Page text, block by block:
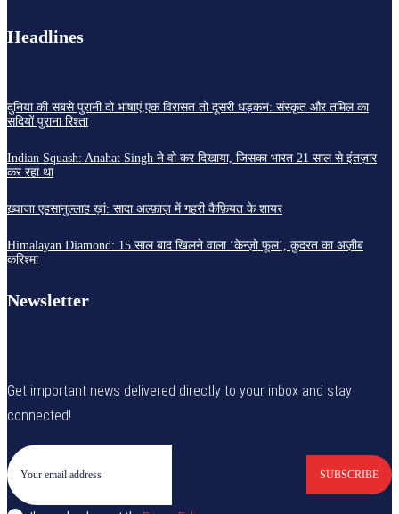
Headlines
दुनिया की सबसे पुरानी दो भाषाएं,एक विरासत तो दूसरी धड़कन: संस्कृत और तमिल का
सदियों पुराना रिश्ता
Indian Squash: Anahat Singh ने वो कर दिखाया, जिसका भारत 21 साल से इंतज़ार
कर रहा था
ख़्वाजा एहसानुल्लाह ख़ां: सादा अल्फ़ाज़ में गहरी कैफ़ियत के शायर
Himalayan Diamond: 15 साल बाद खिलने वाला ‘केन्ज़ो फूल’, कुदरत का अज़ीब
करिश्मा
Newsletter
Get important news delivered directly to your inbox and stay
connected!
SUBSCRIBE